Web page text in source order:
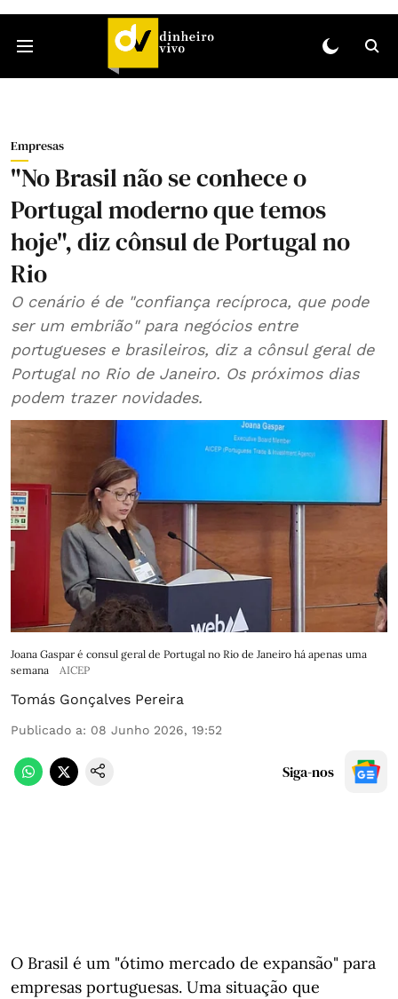
Empresas
"No Brasil não se conhece o
Portugal moderno que temos
hoje", diz cônsul de Portugal no
Rio
O cenário é de "confiança recíproca, que pode
ser um embrião" para negócios entre
portugueses e brasileiros, diz a cônsul geral de
Portugal no Rio de Janeiro. Os próximos dias
podem trazer novidades.
Joana Gaspar é consul geral de Portugal no Rio de Janeiro há apenas uma
semana
AICEP
Tomás Gonçalves Pereira
Publicado a: 08 Junho 2026, 19:52
Siga-nos
O Brasil é um "ótimo mercado de expansão" para
empresas portuguesas. Uma situação que